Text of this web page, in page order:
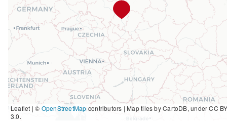
Leaflet | © OpenStreetMap contributors | Map tiles by CartoDB, under CC
3.0.